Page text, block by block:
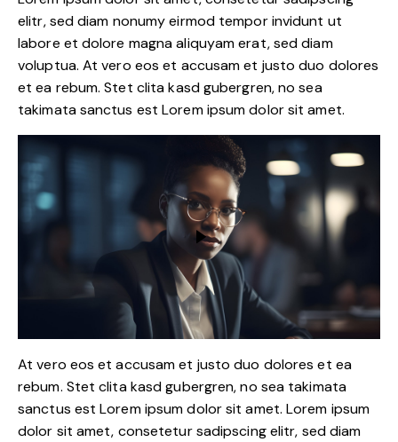
elitr, sed diam nonumy eirmod tempor invidunt ut
labore et dolore magna aliquyam erat, sed diam
voluptua. At vero eos et accusam et justo duo dolores
et ea rebum. Stet clita kasd gubergren, no sea
takimata sanctus est Lorem ipsum dolor sit amet.
At vero eos et accusam et justo duo dolores et ea
rebum. Stet clita kasd gubergren, no sea takimata
sanctus est Lorem ipsum dolor sit amet. Lorem ipsum
dolor sit amet, consetetur sadipscing elitr, sed diam